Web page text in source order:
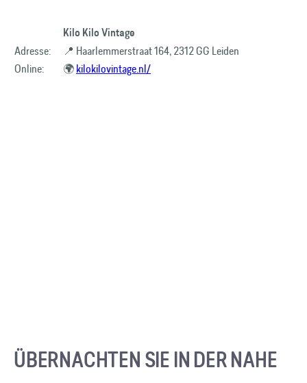
Kilo Kilo Vintage
Adresse:
📍 Haarlemmerstraat 164, 2312 GG Leiden
Online:
🌍kilokilovintage.nl/
ÜBERNACHTEN SIE IN DER NAHE